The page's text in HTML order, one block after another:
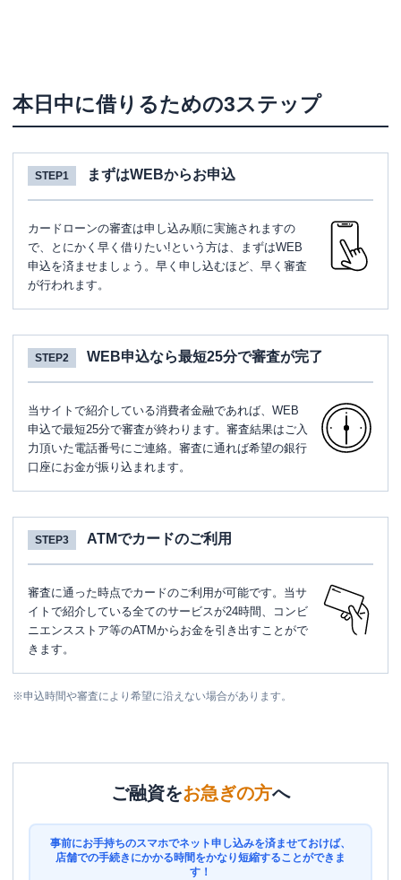
本日中に借りるための3ステップ
STEP1 まずはWEBからお申込
カードローンの審査は申し込み順に実施されますの
で、とにかく早く借りたい!という方は、まずはWEB
申込を済ませましょう。早く申し込むほど、早く審査
が行われます。
STEP2 WEB申込なら最短25分で審査が完了
当サイトで紹介している消費者金融であれば、WEB
申込で最短25分で審査が終わります。審査結果はご入
力頂いた電話番号にご連絡。審査に通れば希望の銀行
口座にお金が振り込まれます。
STEP3 ATMでカードのご利用
審査に通った時点でカードのご利用が可能です。当サ
イトで紹介している全てのサービスが24時間、コンビ
ニエンスストア等のATMからお金を引き出すことがで
きます。
※申込時間や審査により希望に沿えない場合があります。
ご融資をお急ぎの方へ
事前にお手持ちのスマホでネット申し込みを済ませておけば、
店舗での手続きにかかる時間をかなり短縮することができま
す！